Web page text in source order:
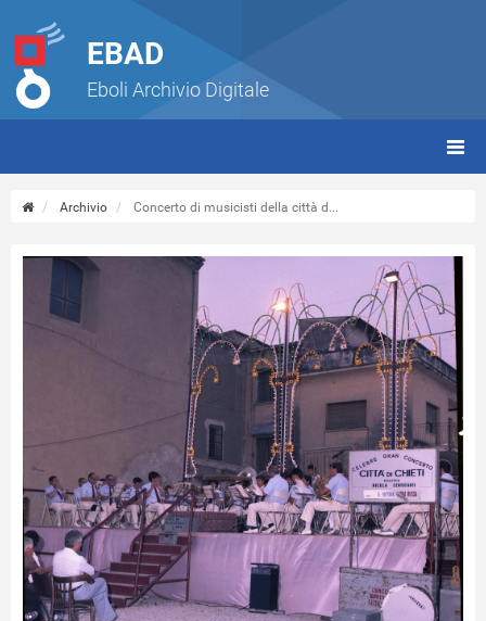
EBAD
Eboli Archivio Digitale
Archivio Concerto di musicisti della città d...